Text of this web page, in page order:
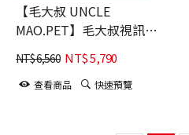
【毛大叔 UNCLE
MAO.PET】毛大叔視訊餵
食器+PETLIBRO 清泉寵物
飲水機 智能款-UVC版
NT$6,560 NT$5,790
查看商品 快速預覽